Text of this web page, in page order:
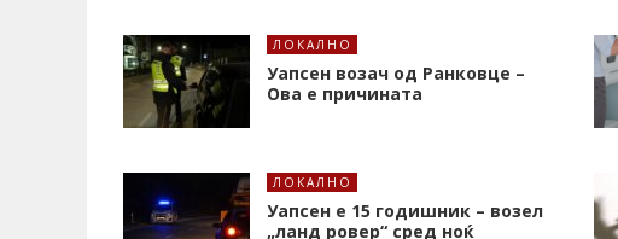
ЛОКАЛНО
Уапсен возач од Ранковце –
Ова е причината
ЛОКАЛНО
Уапсен е 15 годишник – возел
„ланд ровер“ сред ноќ